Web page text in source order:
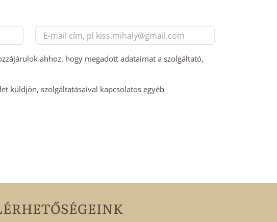
mail
cím
ahhoz, hogy megadott adataimat a szolgáltató,
küldjön, szolgáltatásaival kapcsolatos egyéb